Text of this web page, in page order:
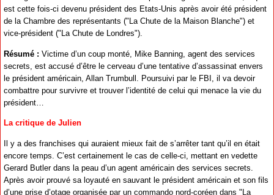
est cette fois-ci devenu président des Etats-Unis après avoir été président
de la Chambre des représentants ("La Chute de la Maison Blanche") et
vice-président ("La Chute de Londres").
Résumé : Victime d’un coup monté, Mike Banning, agent des services
secrets, est accusé d’être le cerveau d’une tentative d’assassinat envers
le président américain, Allan Trumbull. Poursuivi par le FBI, il va devoir
combattre pour survivre et trouver l’identité de celui qui menace la vie du
président…
La critique de Julien
Il y a des franchises qui auraient mieux fait de s’arrêter tant qu’il en était
encore temps. C’est certainement le cas de celle-ci, mettant en vedette
Gerard Butler dans la peau d’un agent américain des services secrets.
Après avoir prouvé sa loyauté en sauvant le président américain et son fils
d’une prise d’otage organisée par un commando nord-coréen dans "La